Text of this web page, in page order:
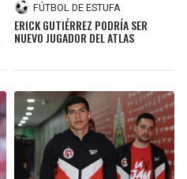
FÚTBOL DE ESTUFA
ERICK GUTIÉRREZ PODRÍA SER
NUEVO JUGADOR DEL ATLAS